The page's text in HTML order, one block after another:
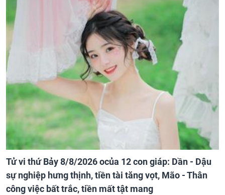
Tử vi thứ Bảy 8/8/2026 ocủa 12 con giáp: Dần - Dậu
sự nghiệp hưng thịnh, tiền tài tăng vọt, Mão - Thân
công việc bất trắc, tiền mất tật mang